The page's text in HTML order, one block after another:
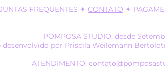
FREQUENTES ✦ CONTATO ✦
POMPOSA STUDIO, desde
desenvolvido por Priscila Weilemann
ATENDIMENTO: